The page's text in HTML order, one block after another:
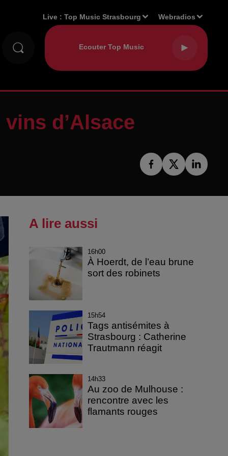
Live :Top Music Strasbourg Webradios
d’Alsace
A lire aussi
16h00
À Hoerdt, de l’eau brune
sort des robinets
15h54
Tags antisémites à
Strasbourg : Catherine
Trautmann réagit
14h33
Au zoo de Mulhouse :
rencontre avec les
flamants rouges